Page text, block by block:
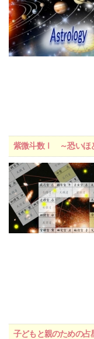
紫微斗数Ⅰ ～恐いほ
子どもと親のための占